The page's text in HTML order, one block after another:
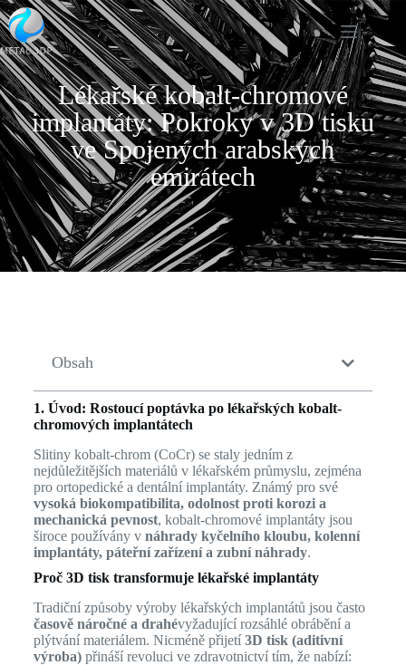
Lékařské kobalt-chromové
implantáty: Pokroky v 3D tisku
ve Spojených arabských
emirátech
Obsah
1. Úvod: Rostoucí poptávka po lékařských kobalt-
chromových implantátech
Slitiny kobalt-chrom (CoCr) se staly jedním z
nejdůležitějších materiálů v lékařském průmyslu, zejména
pro ortopedické a dentální implantáty. Známý pro své
vysoká biokompatibilita, odolnost proti korozi a
mechanická pevnost, kobalt-chromové implantáty jsou
široce používány v náhrady kyčelního kloubu, kolenní
implantáty, páteřní zařízení a zubní náhrady.
Proč 3D tisk transformuje lékařské implantáty
Tradiční způsoby výroby lékařských implantátů jsou často
časově náročné a drahévyžadující rozsáhlé obrábění a
plýtvání materiálem. Nicméně přijetí 3D tisk (aditivní
výroba)přináší revoluci ve zdravotnictví tím, že nabízí: